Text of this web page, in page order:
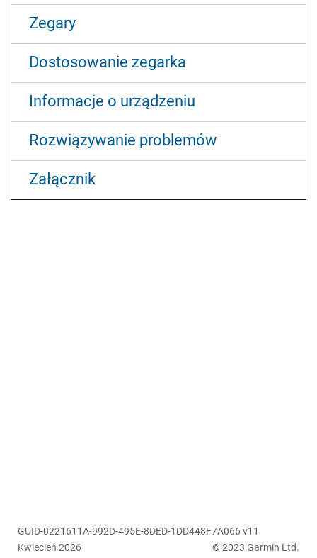
Zegary
Dostosowanie zegarka
Informacje o urządzeniu
Rozwiązywanie problemów
Załącznik
GUID-0221611A-992D-495E-8DED-1DD448F7A066 v11
Kwiecień 2026
© 2023 Garmin Ltd.